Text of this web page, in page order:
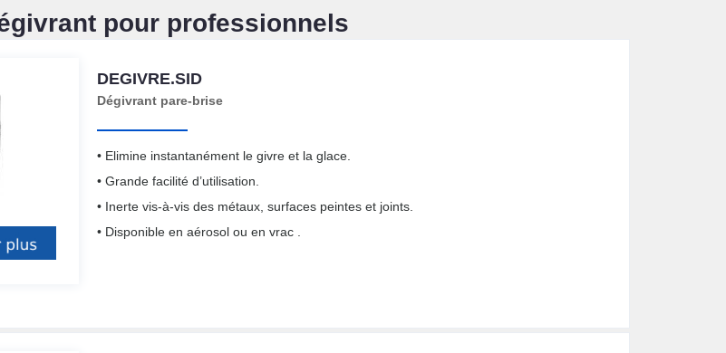
pour professionnels
DEGIVRE.SID
Dégivrant pare-brise
• Elimine instantanément le givre et la glace.
• Grande facilité d’utilisation.
• Inerte vis-à-vis des métaux, surfaces peintes et joints.
• Disponible en aérosol ou en vrac .